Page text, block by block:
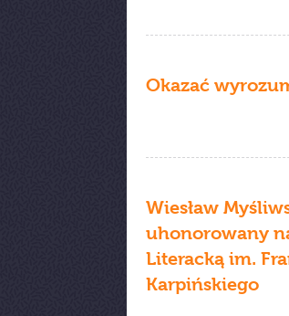
Okazać
Wiesław
uhonorowany
Literacką im.
Karpińskiego